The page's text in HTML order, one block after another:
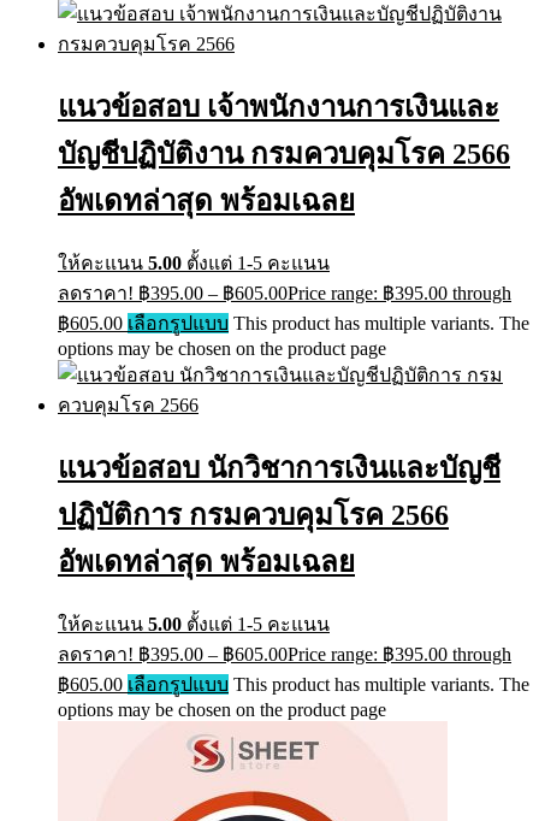
แนวข้อสอบ เจ้าพนักงานการเงินและ
บัญชีปฏิบัติงาน กรมควบคุมโรค 2566
อัพเดทล่าสุด พร้อมเฉลย
ให้คะแนน 5.00 ตั้งแต่ 1-5 คะแนน
ลดราคา! ฿395.00 – ฿605.00Price range: ฿395.00 through
฿605.00 เลือกรูปแบบ This product has multiple variants. The
options may be chosen on the product page
แนวข้อสอบ นักวิชาการเงินและบัญชี
ปฏิบัติการ กรมควบคุมโรค 2566
อัพเดทล่าสุด พร้อมเฉลย
ให้คะแนน 5.00 ตั้งแต่ 1-5 คะแนน
ลดราคา! ฿395.00 – ฿605.00Price range: ฿395.00 through
฿605.00 เลือกรูปแบบ This product has multiple variants. The
options may be chosen on the product page